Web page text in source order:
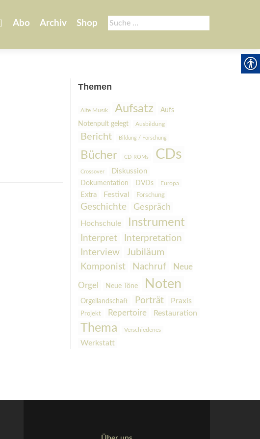
Suche
nach:
Abo Archiv Shop
Themen
Alte Musik Aufsatz
Aufs
Notenpult gelegt
Ausbildung
Bericht Bildung / Forschung
Bücher CD-ROMs CDs
Crossover Diskussion
Dokumentation DVDs Europa
Extra Festival Forschung
Geschichte Gespräch
Hochschule Instrument
Interpret
Interpretation
Interview
Jubiläum
Komponist
Nachruf Neue
Orgel Neue Töne Noten
Orgellandschaft Porträt Praxis
Projekt Repertoire Restauration
Thema Verschiedenes
Werkstatt